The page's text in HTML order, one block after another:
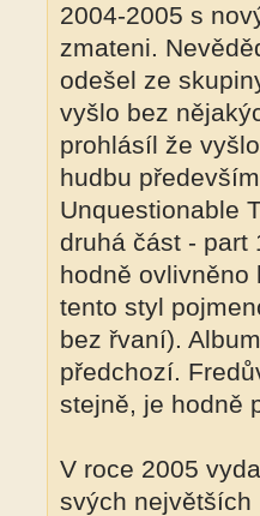
2004-2005 s
zmateni.
odešel ze
vyšlo bez
prohlásíl že
hudbu
Unquestionable
druhá část - part
hodně ovlivněno
tento styl
bez řvaní).
předchozí.
stejně, je hodně
V roce 2005
svých největších